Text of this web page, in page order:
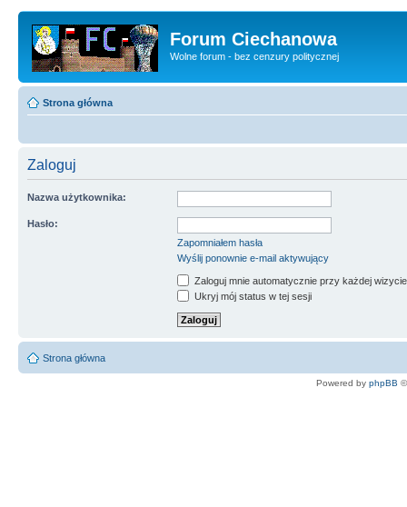
Forum Ciechanowa
Wolne forum - bez cenzury politycznej
Strona główna
Zaloguj
Nazwa użytkownika:
Hasło:
Zapomniałem hasła
Wyślij ponownie e-mail aktywujący
Zaloguj mnie automatycznie przy każdej wizycie
Ukryj mój status w tej sesji
Strona główna
Powered by phpBB